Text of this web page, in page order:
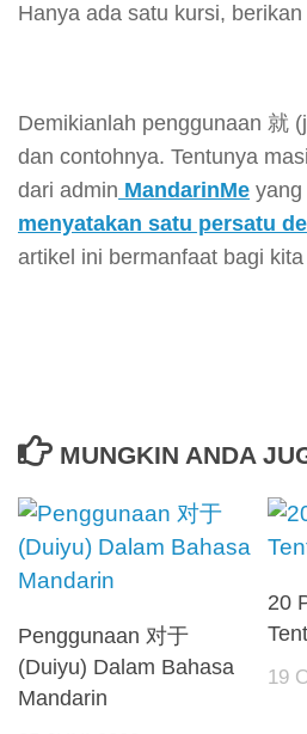
Hanya ada satu kursi,
Demikianlah penggunaan 就
dan contohnya. Tentunya
dari admin MandarinMe yang
menyatakan satu persatu
artikel ini bermanfaat bagi
MUNGKIN ANDA
Penggunaan 对于
(Duiyu) Dalam Bahasa
Mandarin
20
19